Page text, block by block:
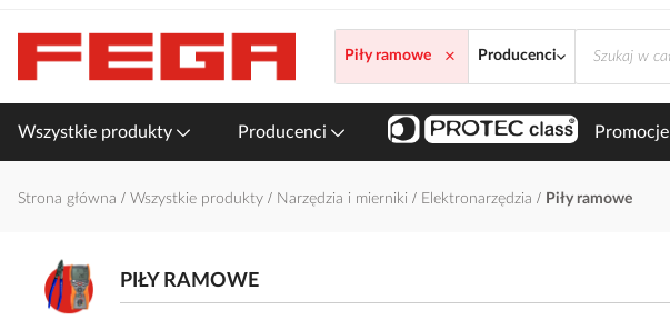
treści
Piły ramowe × Producenci
Wszystkie produkty Producenci Promocje
Strona główna Wszystkie produkty Narzędzia i mierniki Elektronarzędzia Piły ramowe
PIŁY RAMOWE